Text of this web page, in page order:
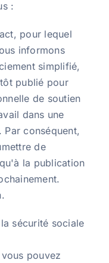
:
pour lequel
informons
simplifié,
publié pour
de soutien
dans une
conséquent,
de
la publication
sécurité sociale
pouvez